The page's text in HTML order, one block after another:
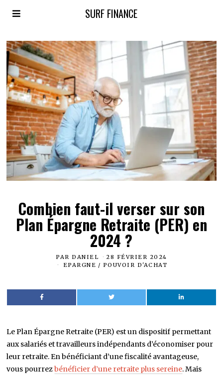
SURF FINANCE
Combien faut-il verser sur son
Plan Épargne Retraite (PER) en
2024 ?
PARDANIEL
28 FÉVRIER 2024
EPARGNE / POUVOIR D'ACHAT
Le Plan Épargne Retraite (PER) est un dispositif permettant
aux salariés et travailleurs indépendants d’économiser pour
leur retraite. En bénéficiant d’une fiscalité avantageuse,
vous pourrezbénéficier d’une retraite plus sereine. Mais